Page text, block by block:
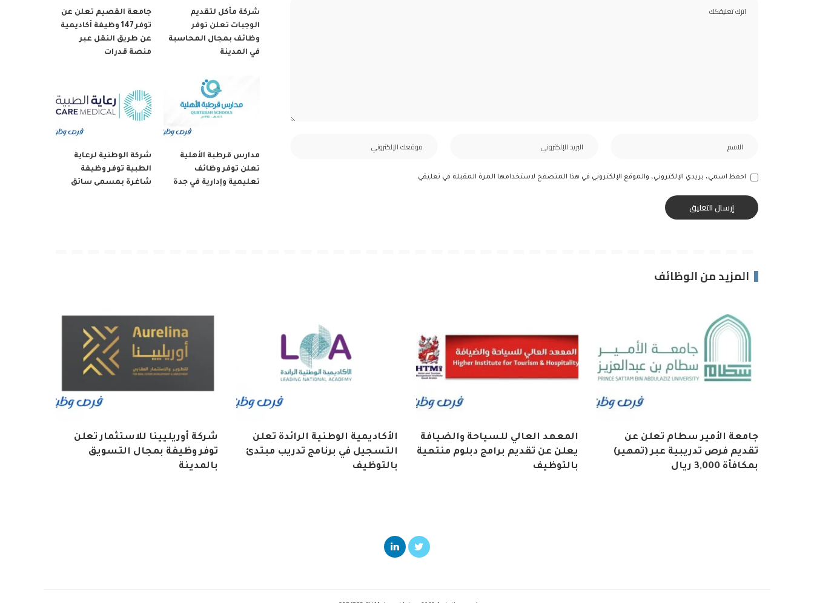
احفظ اسمي، بريدي الإلكتروني، والموقع الإلكتروني في هذا المتصفح لاستخدامها المرة المقبلة في تعليقي.
شركة مأكل لتقديم
الوجبات تعلن توفر
وظائف بمجال المحاسبة
في المدينة
جامعة القصيم تعلن عن
توفر 147 وظيفة أكاديمية
عن طريق النقل عبر
منصة قدرات
مدارس قرطبة الأهلية
تعلن توفر وظائف
تعليمية وإدارية في جدة
شركة الوطنية لرعاية
الطبية توفر وظيفة
شاغرة بمسمى سائق
المزيد من الوظائف
جامعة الأمير سطام تعلن عن
تقديم فرص تدريبية عبر (تمهير)
بمكافأة 3,000 ريال
المعهد العالي للسياحة والضيافة
يعلن عن تقديم برامج دبلوم منتهية
بالتوظيف
الأكاديمية الوطنية الرائدة تعلن
التسجيل في برنامج تدريب مبتدئ
بالتوظيف
شركة أوريليينا للاستثمار تعلن
توفر وظيفة بمجال التسويق
بالمدينة